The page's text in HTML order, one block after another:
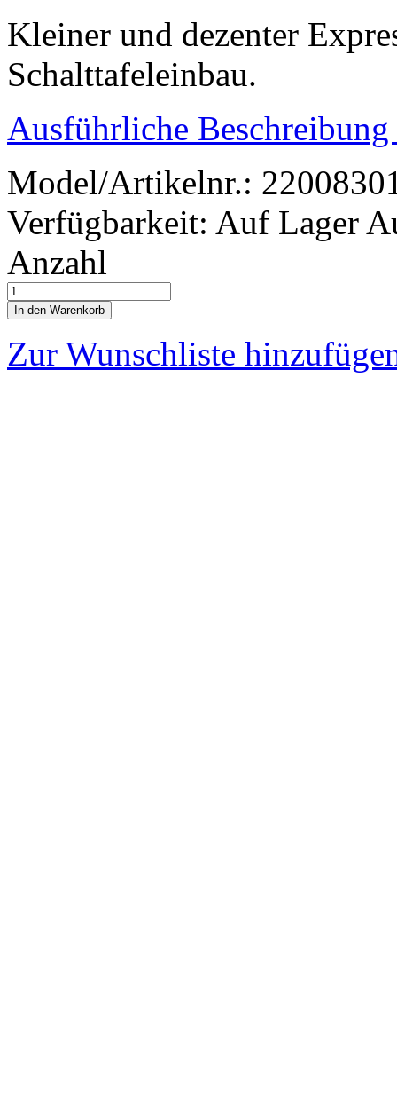
Kleiner und dezenter
Schalttafeleinbau.
Ausführliche Beschreibung
Model/Artikelnr.:
Verfügbarkeit: Auf Lager
Anzahl
In den Warenkorb
Zur Wunschliste